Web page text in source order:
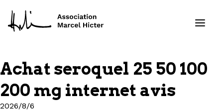
Formations
Achat seroquel 25 50 100
200 mg internet avis
2026/8/6